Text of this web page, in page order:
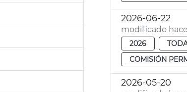
2026-06-22
modificado hace
2026
COMISIÓN
2026-05-20